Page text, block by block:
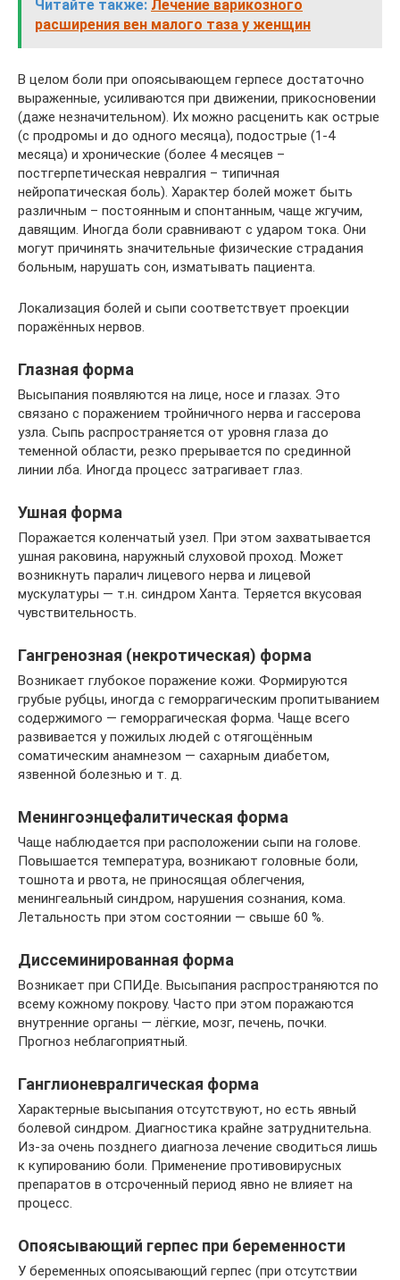
Читайте также: Лечение варикозного
расширения вен малого таза у женщин
В целом боли при опоясывающем герпесе достаточно
выраженные, усиливаются при движении, прикосновении
(даже незначительном). Их можно расценить как острые
(с продромы и до одного месяца), подострые (1-4
месяца) и хронические (более 4 месяцев –
постгерпетическая невралгия – типичная
нейропатическая боль). Характер болей может быть
различным – постоянным и спонтанным, чаще жгучим,
давящим. Иногда боли сравнивают с ударом тока. Они
могут причинять значительные физические страдания
больным, нарушать сон, изматывать пациента.
Локализация болей и сыпи соответствует проекции
поражённых нервов.
Глазная форма
Высыпания появляются на лице, носе и глазах. Это
связано с поражением тройничного нерва и гассерова
узла. Сыпь распространяется от уровня глаза до
теменной области, резко прерывается по срединной
линии лба. Иногда процесс затрагивает глаз.
Ушная форма
Поражается коленчатый узел. При этом захватывается
ушная раковина, наружный слуховой проход. Может
возникнуть паралич лицевого нерва и лицевой
мускулатуры — т.н. синдром Ханта. Теряется вкусовая
чувствительность.
Гангренозная (некротическая) форма
Возникает глубокое поражение кожи. Формируются
грубые рубцы, иногда с геморрагическим пропитыванием
содержимого — геморрагическая форма. Чаще всего
развивается у пожилых людей с отягощённым
соматическим анамнезом — сахарным диабетом,
язвенной болезнью и т. д.
Менингоэнцефалитическая форма
Чаще наблюдается при расположении сыпи на голове.
Повышается температура, возникают головные боли,
тошнота и рвота, не приносящая облегчения,
менингеальный синдром, нарушения сознания, кома.
Летальность при этом состоянии — свыше 60 %.
Диссеминированная форма
Возникает при СПИДе. Высыпания распространяются по
всему кожному покрову. Часто при этом поражаются
внутренние органы — лёгкие, мозг, печень, почки.
Прогноз неблагоприятный.
Ганглионевралгическая форма
Характерные высыпания отсутствуют, но есть явный
болевой синдром. Диагностика крайне затруднительна.
Из-за очень позднего диагноза лечение сводиться лишь
к купированию боли. Применение противовирусных
препаратов в отсроченный период явно не влияет на
процесс.
Опоясывающий герпес при беременности
У беременных опоясывающий герпес (при отсутствии